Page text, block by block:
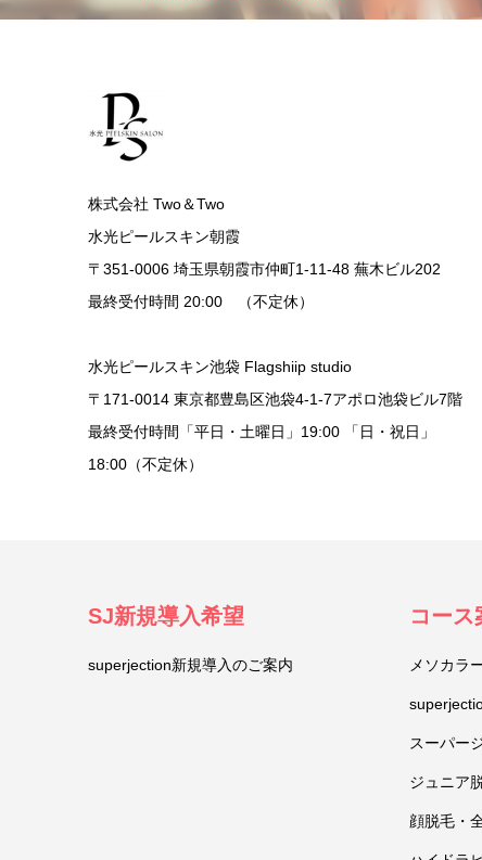
株式会社 Two＆Two
水光ピールスキン朝霞
〒351-0006 埼玉県朝霞市仲町1-11-48 蕪木ビル202
最終受付時間 20:00 （不定休）
水光ピールスキン池袋 Flagshiip studio
〒171-0014 東京都豊島区池袋4-1-7アポロ池袋ビル7階
最終受付時間「平日・土曜日」19:00 「日・祝日」
18:00（不定休）
SJ新規導入希望
superjection新規導入のご案内
コース
メソカラ
スーパー
ジュニア
顔脱毛・